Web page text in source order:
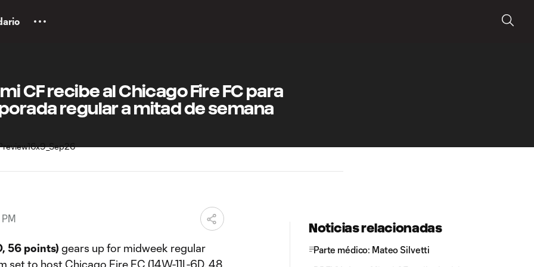
CF recibe al Chicago Fire FC para
regular a mitad de semana
56 points) gears up for midweek regular
set to host Chicago Fire FC (14W-11L-6D, 48
Noticias relacionadas
Parte médico: Mateo Silvetti